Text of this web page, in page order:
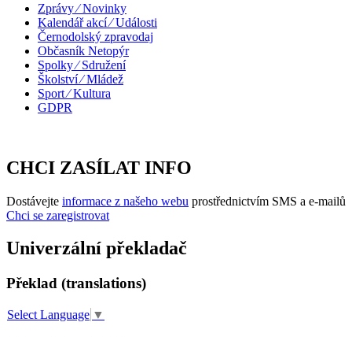
Zprávy ⁄ Novinky
Kalendář akcí ⁄ Události
Černodolský zpravodaj
Občasník Netopýr
Spolky ⁄ Sdružení
Školství ⁄ Mládež
Sport ⁄ Kultura
GDPR
CHCI ZASÍLAT INFO
Dostávejte informace z našeho webu prostřednictvím SMS a e-mailů
Chci se zaregistrovat
Univerzální překladač
Překlad (translations)
Select Language ▼